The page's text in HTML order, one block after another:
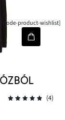
[node-product-wishlist]
(4)